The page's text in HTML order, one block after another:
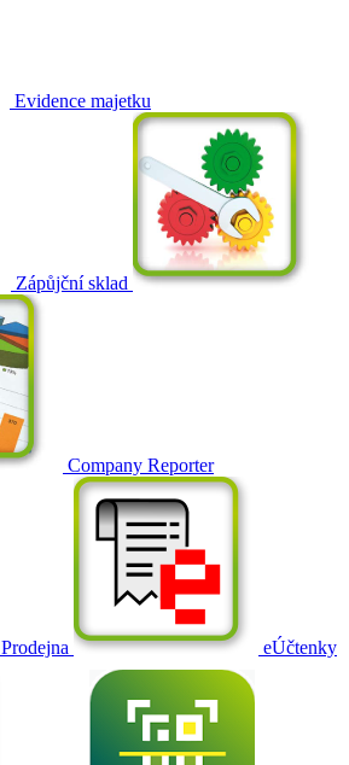
Evidence majetku
Zápůjční sklad
Company Reporter
Prodejna eÚčtenky